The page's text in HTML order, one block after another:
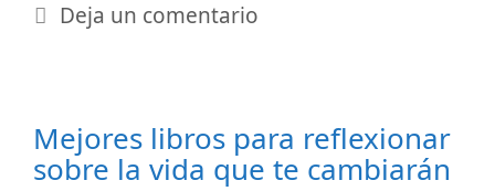
Deja un comentario
Mejores libros para reflexionar
sobre la vida que te cambiarán